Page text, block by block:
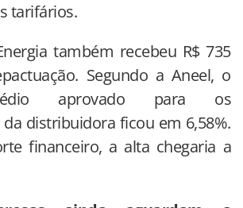
tarifários.
também recebeu R$ 735
Segundo a Aneel, o
aprovado para os
distribuidora ficou em 6,58%.
financeiro, a alta chegaria a